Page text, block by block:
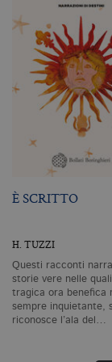
È SCRITTO
H. TUZZI
Questi racconti
storie vere nelle
tragica ora benefica
sempre inquietante,
riconosce l’ala del…
I
del